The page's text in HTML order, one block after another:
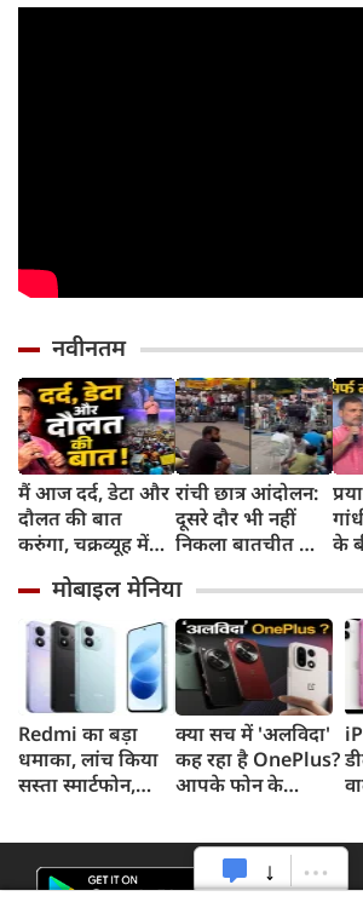
नवीनतम
मैं आज दर्द, डेटा और
दौलत की बात
करुंगा, चक्रव्यूह में
रील नशा है, छात्रों की
गूंज में बोले राहुल
गांधी
रांची छात्र आंदोलन:
दूसरे दौर भी नहीं
निकला बातचीत का
जयराम महतो ने
किया अनशन का
ऐलान
के
मोबाइल मेनिया
Redmi का बड़ा
धमाका, लांच किया
सस्ता स्मार्टफोन,
क्या सच में 'अलविदा'
कह रहा है OnePlus?
आपके फोन के